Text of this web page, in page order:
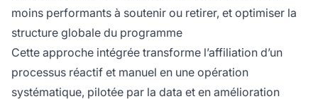
moins performants à soutenir ou retirer, et optimiser la
structure globale du programme
Cette approche intégrée transforme l’affiliation d’un
processus réactif et manuel en une opération
systématique, pilotée par la data et en amélioration